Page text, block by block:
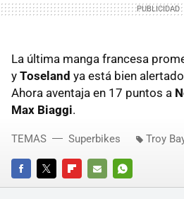
La última manga francesa
y Toseland ya está bien
Ahora aventaja en 17 puntos a
Max Biaggi.
FACEBOOKTWITTERFLIPBOARD
E-
WHATSAPP
TEMAS Superbikes Troy